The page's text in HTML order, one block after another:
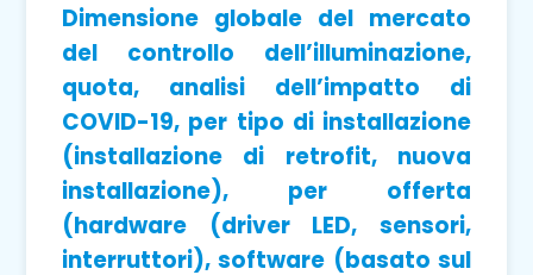
Dimensione globale del mercato
del controllo dell’illuminazione,
quota, analisi dell’impatto di
COVID-19, per tipo di installazione
(installazione di retrofit, nuova
installazione), per offerta
(hardware (driver LED, sensori,
interruttori), software (basato sul